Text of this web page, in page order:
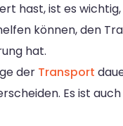
hast, ist es
können, den
hat.
der Transport
Es ist